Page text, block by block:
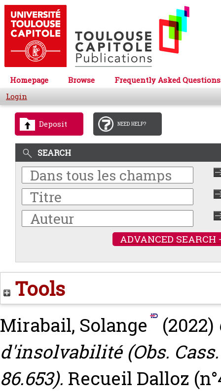
Homepage Browse
Frequently Asked Questions
Login
Deposit NEED HELP?
SEARCH
ADVANCED SEARCH
Tools
Mirabail, Solange (2022)
d'insolvabilité (Obs.
86.653). Recueil Dalloz